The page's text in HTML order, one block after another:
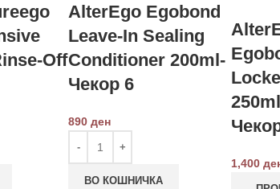
Off
AlterEgo Egobond
Leave-In Sealing
Conditioner 200ml-
Чекор 6
890ден
ВО КОШНИЧКА
1,400